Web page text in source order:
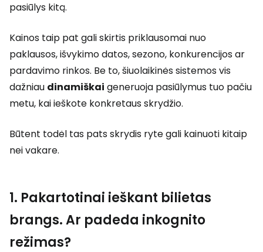
pasiūlys kitą.
Kainos taip pat gali skirtis priklausomai nuo
paklausos, išvykimo datos, sezono, konkurencijos ar
pardavimo rinkos. Be to, šiuolaikinės sistemos vis
dažniau dinamiškai generuoja pasiūlymus tuo pačiu
metu, kai ieškote konkretaus skrydžio.
Būtent todėl tas pats skrydis ryte gali kainuoti kitaip
nei vakare.
1. Pakartotinai ieškant bilietas
brangs. Ar padeda inkognito
režimas?